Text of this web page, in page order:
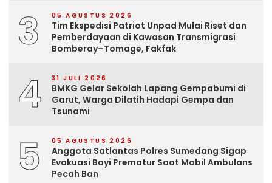
3 05 AGUSTUS 2026
Tim Ekspedisi Patriot Unpad Mulai Riset dan
Pemberdayaan di Kawasan Transmigrasi
Bomberay–Tomage, Fakfak
4 31 JULI 2026
BMKG Gelar Sekolah Lapang Gempabumi di
Garut, Warga Dilatih Hadapi Gempa dan
Tsunami
5 05 AGUSTUS 2026
Anggota Satlantas Polres Sumedang Sigap
Evakuasi Bayi Prematur Saat Mobil Ambulans
Pecah Ban